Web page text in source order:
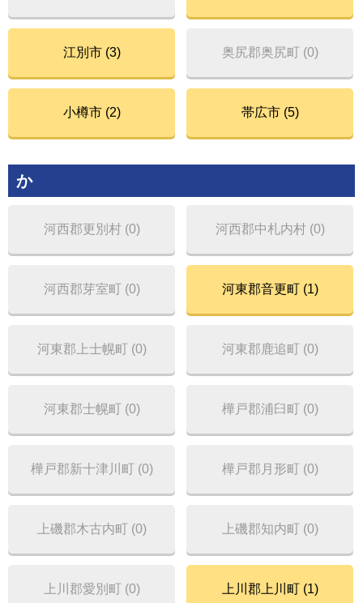
江別市 (3) 奥尻郡奥尻町 (0)
小樽市 (2) 帯広市 (5)
か
河西郡更別村 (0) 河西郡中札内村 (0)
河西郡芽室町 (0) 河東郡音更町 (1)
河東郡上士幌町 (0) 河東郡鹿追町 (0)
河東郡士幌町 (0) 樺戸郡浦臼町 (0)
樺戸郡新十津川町 (0) 樺戸郡月形町 (0)
上磯郡木古内町 (0) 上磯郡知内町 (0)
上川郡愛別町 (0) 上川郡上川町 (1)